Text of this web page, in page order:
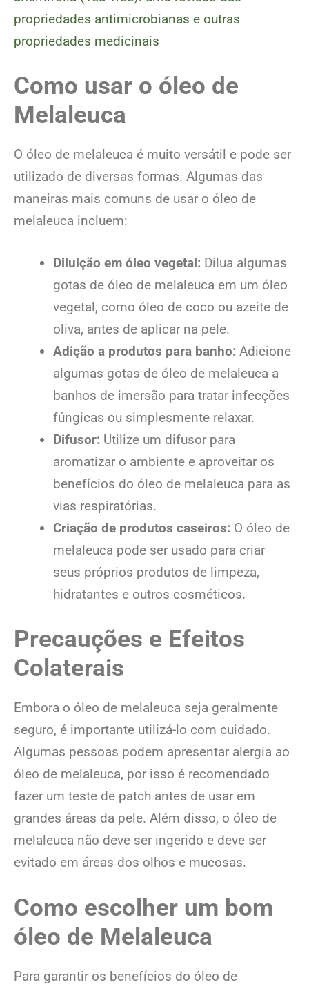
propriedades antimicrobianas e outras
propriedades medicinais
Como usar o óleo de
Melaleuca
O óleo de melaleuca é muito versátil e pode ser
utilizado de diversas formas. Algumas das
maneiras mais comuns de usar o óleo de
melaleuca incluem:
Diluição em óleo vegetal: Dilua algumas
gotas de óleo de melaleuca em um óleo
vegetal, como óleo de coco ou azeite de
oliva, antes de aplicar na pele.
Adição a produtos para banho: Adicione
algumas gotas de óleo de melaleuca a
banhos de imersão para tratar infecções
fúngicas ou simplesmente relaxar.
Difusor: Utilize um difusor para
aromatizar o ambiente e aproveitar os
benefícios do óleo de melaleuca para as
vias respiratórias.
Criação de produtos caseiros: O óleo de
melaleuca pode ser usado para criar
seus próprios produtos de limpeza,
hidratantes e outros cosméticos.
Precauções e Efeitos
Colaterais
Embora o óleo de melaleuca seja geralmente
seguro, é importante utilizá-lo com cuidado.
Algumas pessoas podem apresentar alergia ao
óleo de melaleuca, por isso é recomendado
fazer um teste de patch antes de usar em
grandes áreas da pele. Além disso, o óleo de
melaleuca não deve ser ingerido e deve ser
evitado em áreas dos olhos e mucosas.
Como escolher um bom
óleo de Melaleuca
Para garantir os benefícios do óleo de